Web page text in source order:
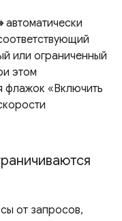
автоматически
или ограниченный
этом
флажок «Включить
от запросов,